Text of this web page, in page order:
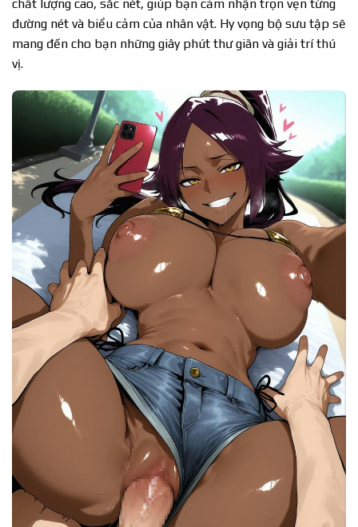
chất lượng cao, sắc nét, giúp bạn cảm nhận trọn vẹn từng
đường nét và biểu cảm của nhân vật. Hy vọng bộ sưu tập sẽ
mang đến cho bạn những giây phút thư giãn và giải trí thú
vị.